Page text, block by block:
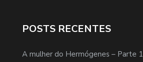
POSTS RECENTES
A mulher do Hermógenes – Parte 1